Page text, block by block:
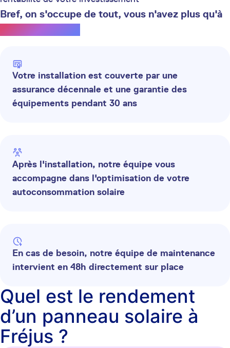
Bref, on s'occupe de tout, vous n'avez plus qu'à
profiter du soleil.
Votre installation est couverte par une
assurance décennale et une garantie des
équipements pendant 30 ans
Après l'installation, notre équipe vous
accompagne dans l'optimisation de votre
autoconsommation solaire
En cas de besoin, notre équipe de maintenance
intervient en 48h directement sur place
Quel est le rendement
d’un panneau solaire à
Fréjus ?